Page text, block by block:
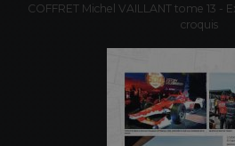
COFFRET Michel VAILLANT tome 13 -
croquis